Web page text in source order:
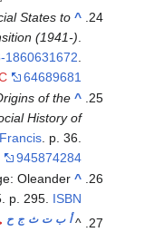
^
States to
(1941-)
1860631672
64689681
^
of the
History of
. p. 36.
945874284
^
Oleander
p. 295. ISBN
^أ ب ت ث ج ح